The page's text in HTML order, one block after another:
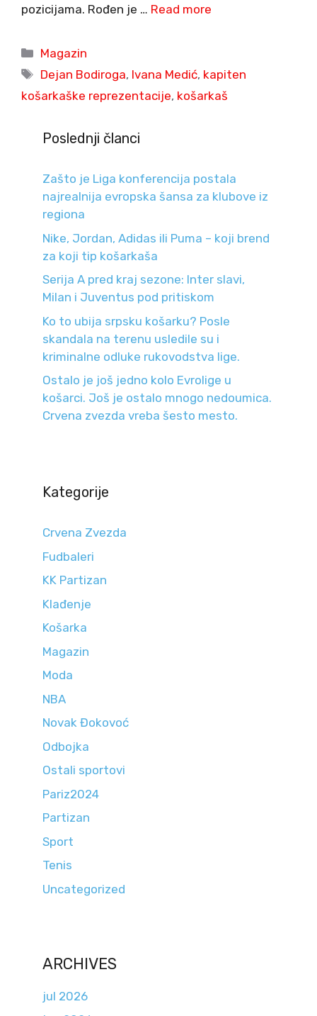
pozicijama. Rođen je … Read more
Categories
Magazin
Tags
Dejan Bodiroga, Ivana Medić, kapiten
košarkaške reprezentacije, košarkaš
Poslednji članci
Zašto je Liga konferencija postala
najrealnija evropska šansa za klubove iz
regiona
Nike, Jordan, Adidas ili Puma – koji brend
za koji tip košarkaša
Serija A pred kraj sezone: Inter slavi,
Milan i Juventus pod pritiskom
Ko to ubija srpsku košarku? Posle
skandala na terenu usledile su i
kriminalne odluke rukovodstva lige.
Ostalo je još jedno kolo Evrolige u
košarci. Još je ostalo mnogo nedoumica.
Crvena zvezda vreba šesto mesto.
Kategorije
Crvena Zvezda
Fudbaleri
KK Partizan
Klađenje
Košarka
Magazin
Moda
NBA
Novak Đokovoć
Odbojka
Ostali sportovi
Pariz2024
Partizan
Sport
Tenis
Uncategorized
ARCHIVES
jul 2026